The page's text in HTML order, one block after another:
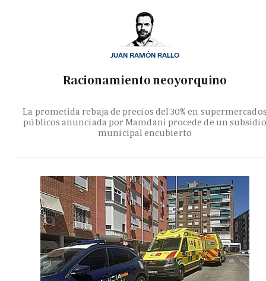
Racionamiento neoyorquino
La prometida rebaja de precios del 30% en
públicos anunciada por Mamdani procede de un subsidio
municipal encubierto
JUAN RAMÓN RALLO